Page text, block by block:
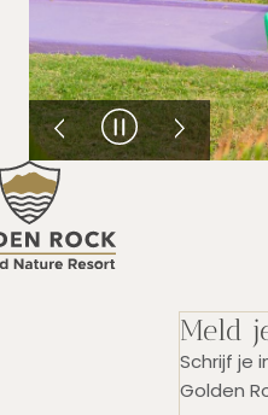
Meld
Schrijf je
Golden